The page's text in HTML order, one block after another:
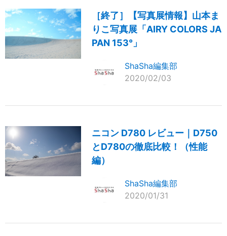
［終了］【写真展情報】山本ま
りこ写真展「AIRY COLORS JA
PAN 153°」
ShaSha編集部
2020/02/03
ニコン D780 レビュー｜D750
とD780の徹底比較！（性能
編）
ShaSha編集部
2020/01/31